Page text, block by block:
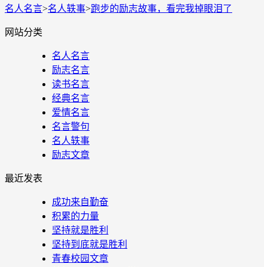
名人名言>名人轶事>跑步的励志故事，看完我掉眼泪了
网站分类
名人名言
励志名言
读书名言
经典名言
爱情名言
名言警句
名人轶事
励志文章
最近发表
成功来自勤奋
积累的力量
坚持就是胜利
坚持到底就是胜利
青春校园文章